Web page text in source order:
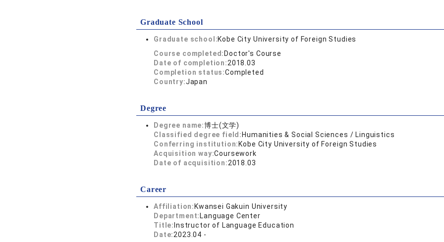
Graduate School
Graduate school:Kobe City University of Foreign Studies
Course completed: Doctor's Course
Date of completion:2018.03
Completion status:Completed
Country:Japan
Degree
Degree name:博士(文学)
Classified degree field: Humanities & Social Sciences / Linguistics
Conferring institution: Kobe City University of Foreign Studies
Acquisition way:Coursework
Date of acquisition:2018.03
Career
Affiliation: Kwansei Gakuin University
Department: Language Center
Title: Instructor of Language Education
Date:2023.04 -